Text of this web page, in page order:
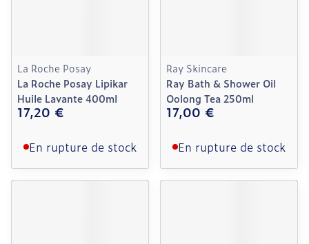
La Roche Posay
La Roche Posay Lipikar
Huile Lavante 400ml
17,20 €
En rupture de stock
Ray Skincare
Ray Bath & Shower Oil
Oolong Tea 250ml
17,00 €
En rupture de stock